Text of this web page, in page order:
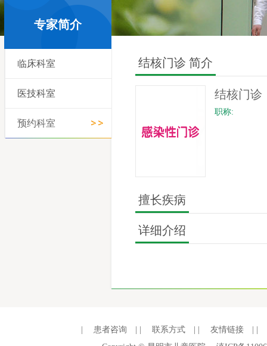
专家简介
临床科室
医技科室
预约科室
首页> 预约科室
结核门诊 简介
结核门诊
职称:
擅长疾病
详细介绍
患者咨询 联系方式 友情链接